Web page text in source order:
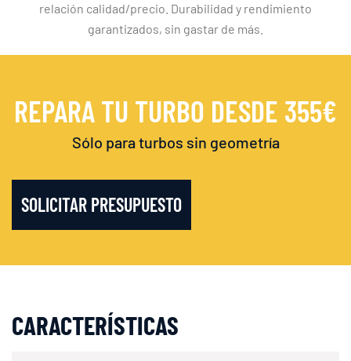
relación calidad/precio. Durabilidad y rendimiento
garantizados, sin gastar de más.
REPARA TU TURBO DESDE 355€
Sólo para turbos sin geometría
SOLICITAR PRESUPUESTO
CARACTERÍSTICAS